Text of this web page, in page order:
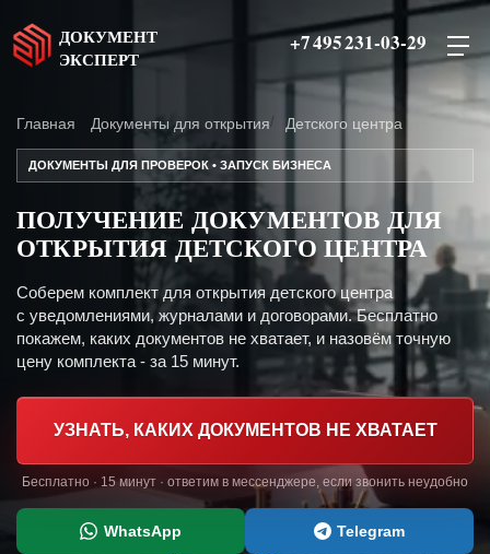
ДОКУМЕНТ
ЭКСПЕРТ
+7 495 231-03-29
Главная Документы для открытия Детского центра
ДОКУМЕНТЫ ДЛЯ ПРОВЕРОК • ЗАПУСК БИЗНЕСА
ПОЛУЧЕНИЕ ДОКУМЕНТОВ ДЛЯ
ОТКРЫТИЯ ДЕТСКОГО ЦЕНТРА
Соберем комплект для открытия детского центра
с уведомлениями, журналами и договорами. Бесплатно
покажем, каких документов не хватает, и назовём точную
цену комплекта - за 15 минут.
УЗНАТЬ, КАКИХ ДОКУМЕНТОВ НЕ ХВАТАЕТ
Бесплатно · 15 минут · ответим в мессенджере, если звонить неудобно
WhatsApp Telegram